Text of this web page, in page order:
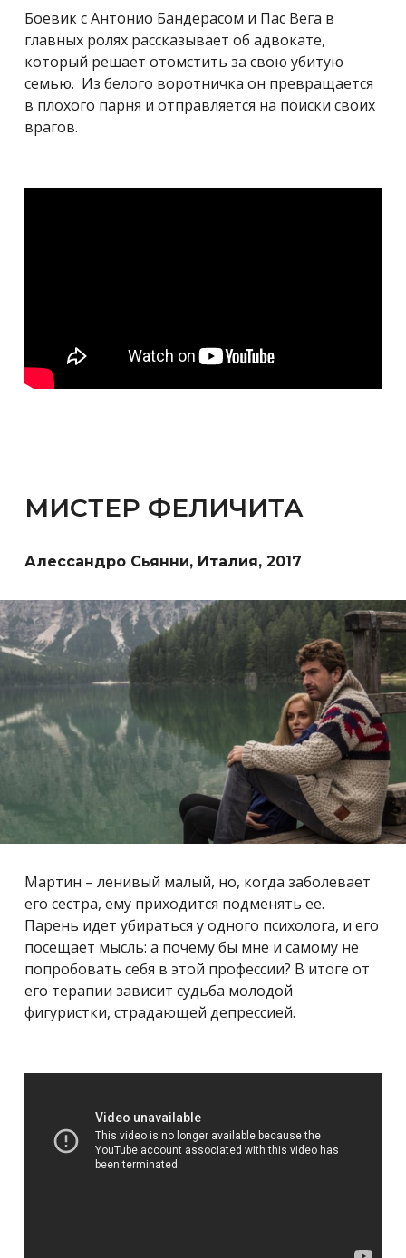
Боевик с Антонио Бандерасом и Пас Вега в
главных ролях рассказывает об адвокате,
который решает отомстить за свою убитую
семью. Из белого воротничка он превращается
в плохого парня и отправляется на поиски своих
врагов.
МИСТЕР ФЕЛИЧИТА
Алессандро Сьянни, Италия, 2017
Мартин – ленивый малый, но, когда заболевает
его сестра, ему приходится подменять ее.
Парень идет убираться у одного психолога, и его
посещает мысль: а почему бы мне и самому не
попробовать себя в этой профессии? В итоге от
его терапии зависит судьба молодой
фигуристки, страдающей депрессией.